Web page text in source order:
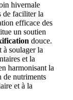
hivernale
de faciliter la
efficace des
un soutien
douce.
à soulager la
et la
harmonisant la
de nutriments
et à la